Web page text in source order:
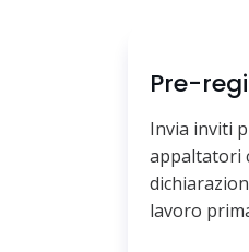
Pre-
Invia inviti
appaltatori
lavoro